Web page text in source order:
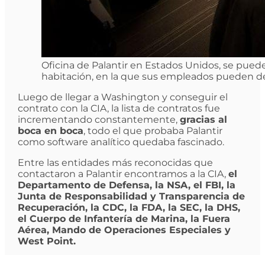
Oficina de Palantir en Estados Unidos, se
habitación, en la que sus empleados pueden
Luego de llegar a Washington y conseguir el
contrato con la CIA, la lista de contratos fue
incrementando constantemente, gracias al
boca en boca, todo el que probaba Palantir
como software analítico quedaba fascinado.
Entre las entidades más reconocidas que
contactaron a Palantir encontramos a la CIA, el
Departamento de Defensa, la NSA, el FBI, la
Junta de Responsabilidad y Transparencia de
Recuperación, la CDC, la FDA, la SEC, la DHS,
el Cuerpo de Infantería de Marina, la Fuera
Aérea, Mando de Operaciones Especiales y
West Point.